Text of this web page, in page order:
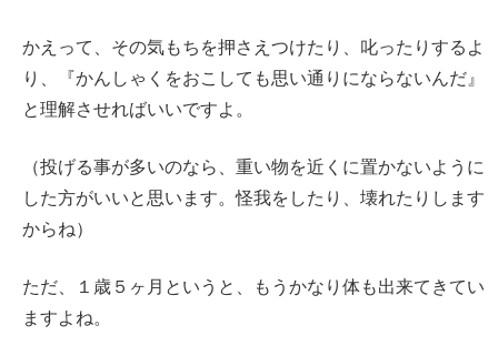
かえって、その気もちを押さえつけたり、叱ったりするよ
り、『かんしゃくをおこしても思い通りにならないんだ』
と理解させればいいですよ。
（投げる事が多いのなら、重い物を近くに置かないように
した方がいいと思います。怪我をしたり、壊れたりします
からね）
ただ、１歳５ヶ月というと、もうかなり体も出来てきてい
ますよね。